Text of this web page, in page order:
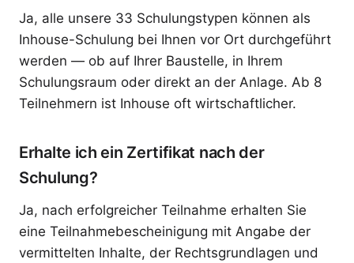
Ja, alle unsere 33 Schulungstypen können als
Inhouse-Schulung bei Ihnen vor Ort durchgeführt
werden — ob auf Ihrer Baustelle, in Ihrem
Schulungsraum oder direkt an der Anlage. Ab 8
Teilnehmern ist Inhouse oft wirtschaftlicher.
Erhalte ich ein Zertifikat nach der
Schulung?
Ja, nach erfolgreicher Teilnahme erhalten Sie
eine Teilnahmebescheinigung mit Angabe der
vermittelten Inhalte, der Rechtsgrundlagen und